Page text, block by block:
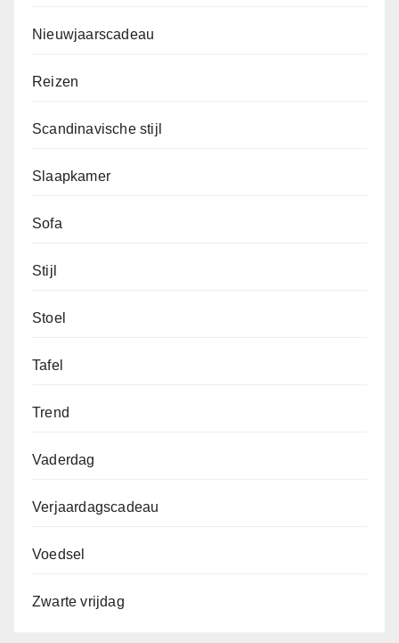
Nieuwjaarscadeau
Reizen
Scandinavische stijl
Slaapkamer
Sofa
Stijl
Stoel
Tafel
Trend
Vaderdag
Verjaardagscadeau
Voedsel
Zwarte vrijdag